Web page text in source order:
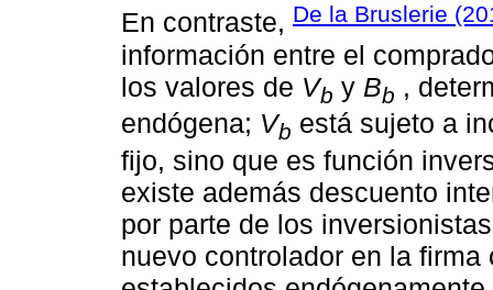
En contraste, De la Bruslerie
información entre el
los valores de Vb y Bb ,
endógena; Vb está sujeto a
fijo, sino que es función
existe además descuento
por parte de los
nuevo controlador en la